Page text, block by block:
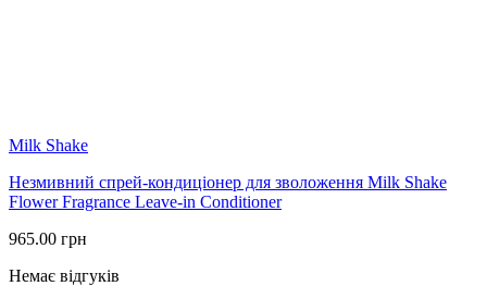
Milk Shake
Незмивний спрей-кондиціонер для зволоження Milk Shake
Flower Fragrance Leave-іn Conditioner
965.00 грн
Немає відгуків